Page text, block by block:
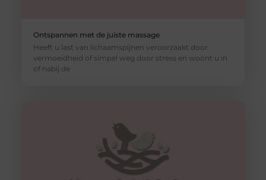
Ontspannen met de juiste massage
Heeft u last van lichaamspijnen veroorzaakt door
vermoeidheid of simpel weg door stress en woont u in
of nabij de